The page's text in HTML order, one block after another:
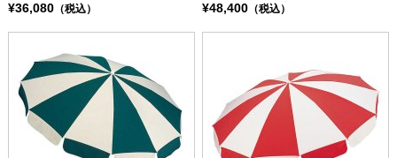
¥36,080（税込）
¥48,400 （税込）